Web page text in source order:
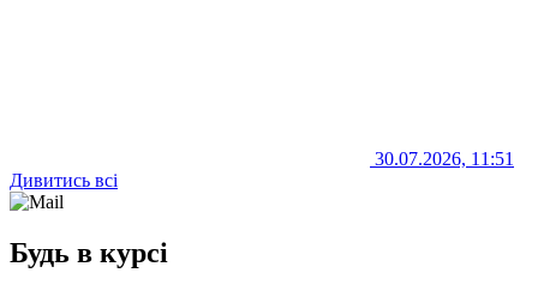
30.07.2026, 11:51
Дивитись всі
Будь в курсі